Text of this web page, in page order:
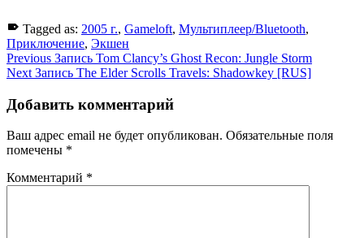
Tagged as: 2005 г., Gameloft, Мультиплеер/Bluetooth,
Приключение, Экшен
Skip
back
main
navigation
Навигация
по
записям
Previous Запись Tom Clancy’s Ghost Recon: Jungle Storm
Next Запись The Elder Scrolls Travels: Shadowkey [RUS]
Добавить комментарий
Ваш адрес email не будет опубликован. Обязательные поля
помечены *
Комментарий *